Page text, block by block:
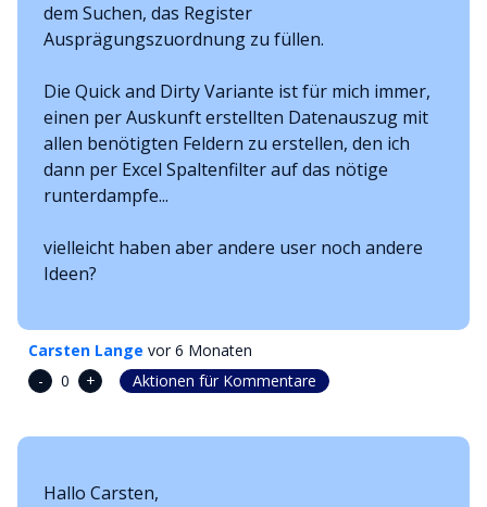
dem Suchen, das Register
Ausprägungszuordnung zu füllen.
Die Quick and Dirty Variante ist für mich immer,
einen per Auskunft erstellten Datenauszug mit
allen benötigten Feldern zu erstellen, den ich
dann per Excel Spaltenfilter auf das nötige
runterdampfe...
vielleicht haben aber andere user noch andere
Ideen?
Carsten Lange vor 6 Monaten
-
0 + Aktionen für Kommentare
Hallo Carsten,